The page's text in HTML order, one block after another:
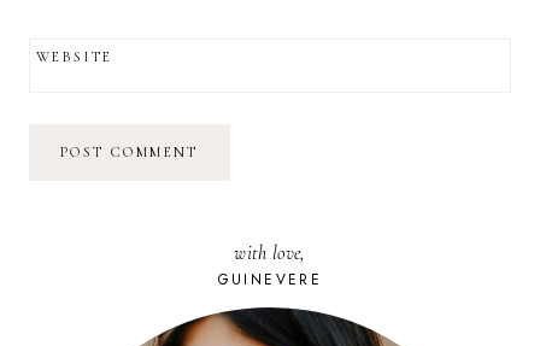
WEBSITE
with love,
GUINEVERE